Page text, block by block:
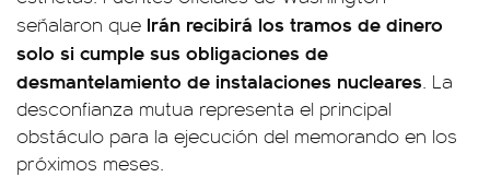
señalaron que Irán recibirá los tramos de dinero
solo si cumple sus obligaciones de
desmantelamiento de instalaciones nucleares. La
desconfianza mutua representa el principal
obstáculo para la ejecución del memorando en los
próximos meses.